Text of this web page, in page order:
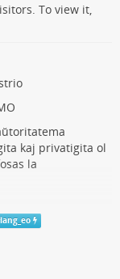
To view it,
kaj privatigita ol
la
lang_eo